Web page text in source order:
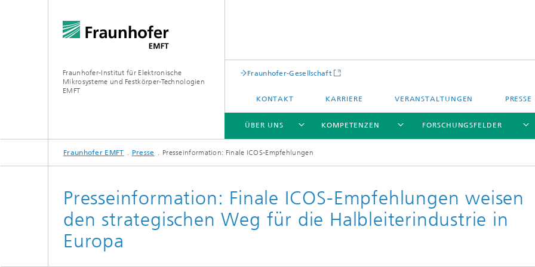
Fraunhofer-Institut für Elektronische
Mikrosysteme und Festkörper-Technologien
EMFT
Fraunhofer-Gesellschaft
KONTAKT KARRIERE VERANSTALTUNGEN PRESSE
ÜBER UNS
ÜBER UNS
KOMPETENZEN
KOMPETENZEN
FORSCHUNGSFELDER
FORSCHUNGSFELDER
LABORE UND REINRÄUME
Fraunhofer EMFT Presse Presseinformation: Finale ICOS-Empfehlungen
Presseinformation: Finale ICOS-Empfehlungen weisen
den strategischen Weg für die Halbleiterindustrie in
Europa